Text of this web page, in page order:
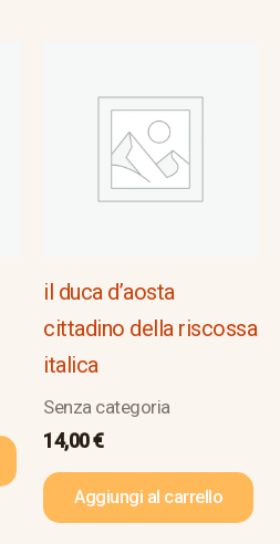
il duca d’aosta
cittadino della riscossa
italica
Senza categoria
14,00€
Aggiungi al carrello